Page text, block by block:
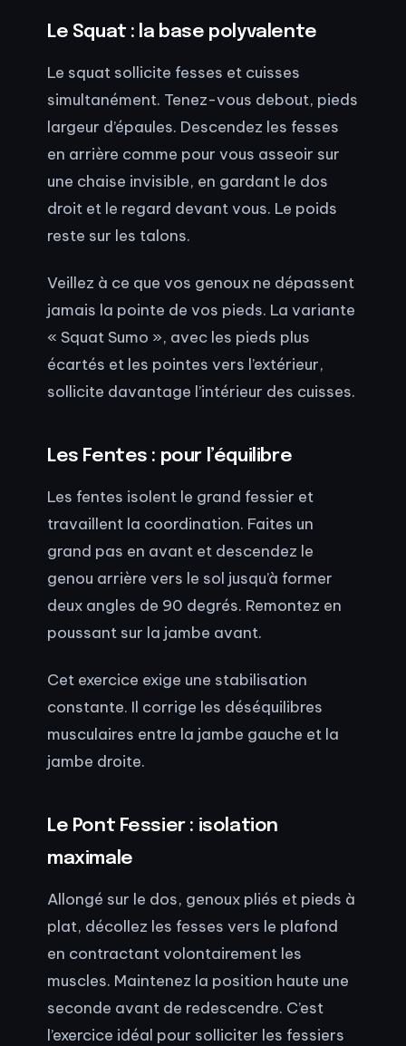
Le Squat : la base polyvalente
Le squat sollicite fesses et cuisses
simultanément. Tenez-vous debout, pieds
largeur d’épaules. Descendez les fesses
en arrière comme pour vous asseoir sur
une chaise invisible, en gardant le dos
droit et le regard devant vous. Le poids
reste sur les talons.
Veillez à ce que vos genoux ne dépassent
jamais la pointe de vos pieds. La variante
« Squat Sumo », avec les pieds plus
écartés et les pointes vers l’extérieur,
sollicite davantage l’intérieur des cuisses.
Les Fentes : pour l’équilibre
Les fentes isolent le grand fessier et
travaillent la coordination. Faites un
grand pas en avant et descendez le
genou arrière vers le sol jusqu’à former
deux angles de 90 degrés. Remontez en
poussant sur la jambe avant.
Cet exercice exige une stabilisation
constante. Il corrige les déséquilibres
musculaires entre la jambe gauche et la
jambe droite.
Le Pont Fessier : isolation
maximale
Allongé sur le dos, genoux pliés et pieds à
plat, décollez les fesses vers le plafond
en contractant volontairement les
muscles. Maintenez la position haute une
seconde avant de redescendre. C’est
l’exercice idéal pour solliciter les fessiers